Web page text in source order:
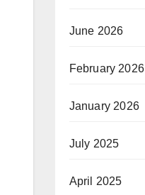
June 2026
February 2026
January 2026
July 2025
April 2025